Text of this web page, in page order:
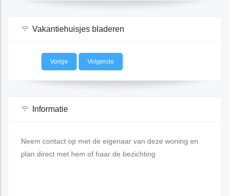
Vakantiehuisjes bladeren
Vorige Volgende
Informatie
Neem contact op met de eigenaar van deze woning en
plan direct met hem of haar de bezichting